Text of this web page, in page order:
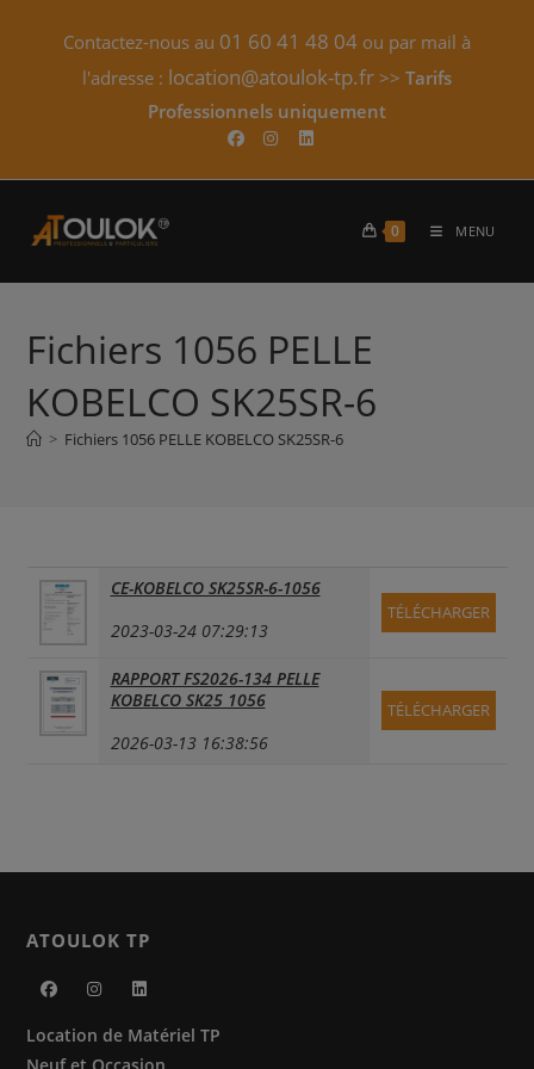
Contactez-nous au 01 60 41 48 04 ou par mail à
l'adresse : location@atoulok-tp.fr >> Tarifs
Professionnels uniquement​
0 MENU
Fichiers 1056 PELLE
KOBELCO SK25SR-6
> Fichiers 1056 PELLE KOBELCO SK25SR-6
CE-KOBELCO SK25SR-6-1056
2023-03-24 07:29:13
TÉLÉCHARGER
RAPPORT FS2026-134 PELLE
KOBELCO SK25 1056
2026-03-13 16:38:56
TÉLÉCHARGER
ATOULOK TP
dans dans dans
Location de Matériel TP